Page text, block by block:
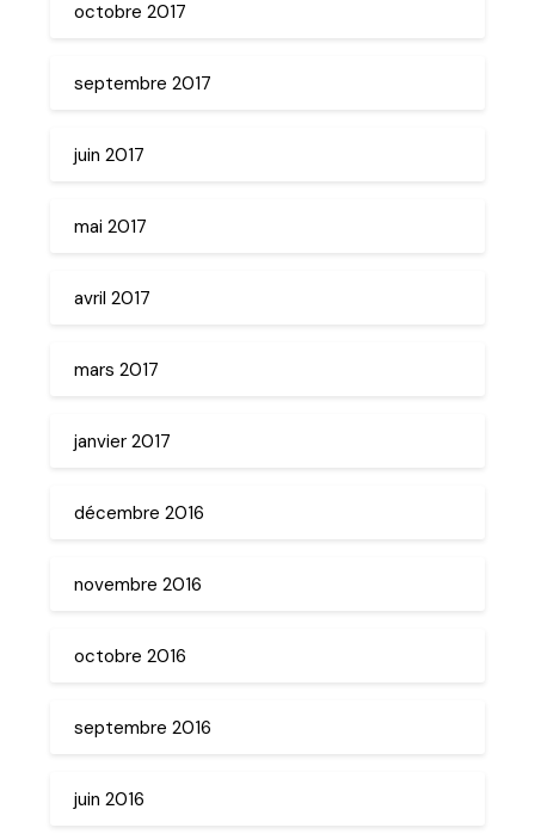
octobre 2017
septembre 2017
juin 2017
mai 2017
avril 2017
mars 2017
janvier 2017
décembre 2016
novembre 2016
octobre 2016
septembre 2016
juin 2016